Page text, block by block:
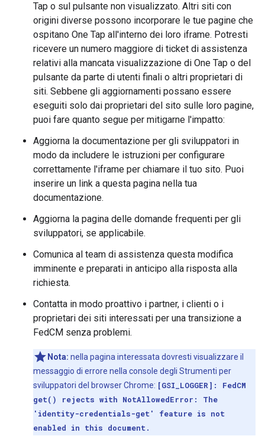
Tap o sul pulsante non visualizzato. Altri siti con
origini diverse possono incorporare le tue pagine che
ospitano One Tap all'interno dei loro iframe. Potresti
ricevere un numero maggiore di ticket di assistenza
relativi alla mancata visualizzazione di One Tap o del
pulsante da parte di utenti finali o altri proprietari di
siti. Sebbene gli aggiornamenti possano essere
eseguiti solo dai proprietari del sito sulle loro pagine,
puoi fare quanto segue per mitigarne l'impatto:
Aggiorna la documentazione per gli sviluppatori in
modo da includere le istruzioni per configurare
correttamente l'iframe per chiamare il tuo sito. Puoi
inserire un link a questa pagina nella tua
documentazione.
Aggiorna la pagina delle domande frequenti per gli
sviluppatori, se applicabile.
Comunica al team di assistenza questa modifica
imminente e preparati in anticipo alla risposta alla
richiesta.
Contatta in modo proattivo i partner, i clienti o i
proprietari dei siti interessati per una transizione a
FedCM senza problemi.
Nota: nella pagina interessata dovresti visualizzare il
messaggio di errore nella console degli Strumenti per
sviluppatori del browser Chrome: [GSI_LOGGER]: FedCM
get() rejects with NotAllowedError: The
'identity-credentials-get' feature is not
enabled in this document.